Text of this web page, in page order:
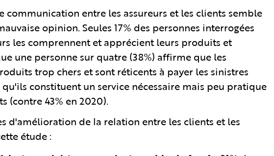
communication entre les assureurs et les clients semble
opinion. Seules 17% des personnes interrogées
les comprennent et apprécient leurs produits et
une personne sur quatre (38%) affirme que les
trop chers et sont réticents à payer les sinistres
qu'ils constituent un service nécessaire mais peu pratique
(contre 43% en 2020).
d'amélioration de la relation entre les clients et les
étude :